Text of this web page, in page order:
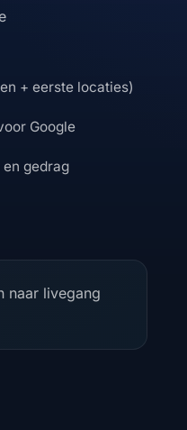
+ eerste locaties)
Google
gedrag
naar livegang